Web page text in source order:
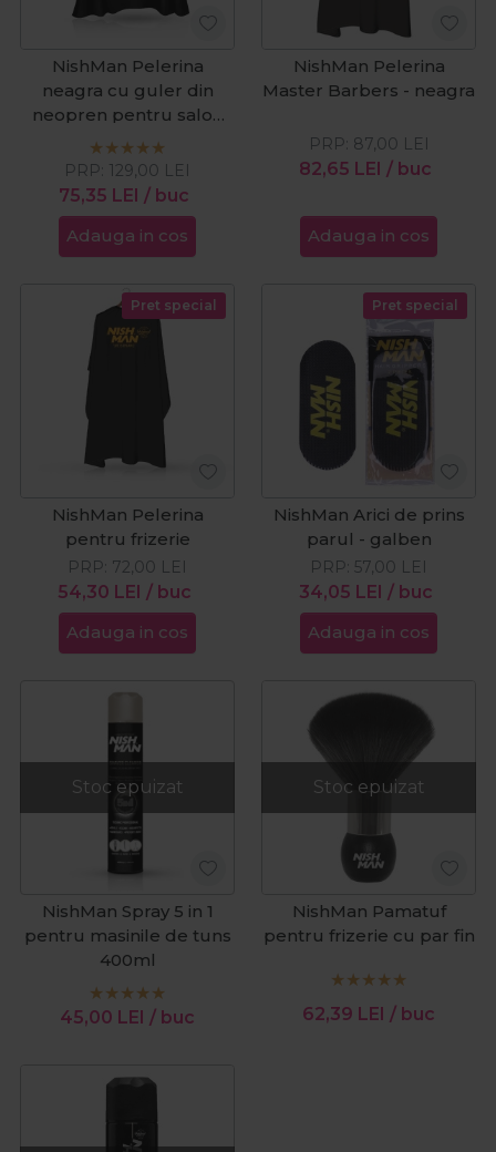
NishMan Pelerina
neagra cu guler din
neopren pentru salon
Master Barbers
75,35 LEI / buc
PRP: 129,00 LEI
Adauga in cos
NishMan Pelerina
Master Barbers - neagra
82,65 LEI / buc
PRP: 87,00 LEI
Adauga in cos
Pret special
NishMan Pelerina
pentru frizerie
54,30 LEI / buc
PRP: 72,00 LEI
Adauga in cos
Pret special
NishMan Arici de prins
parul - galben
34,05 LEI / buc
PRP: 57,00 LEI
Adauga in cos
Stoc epuizat
NishMan Spray 5 in 1
pentru masinile de tuns
400ml
45,00 LEI / buc
Stoc epuizat
NishMan Pamatuf
pentru frizerie cu par fin
62,39 LEI / buc